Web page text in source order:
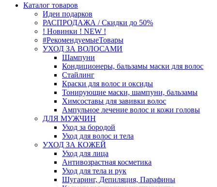
Каталог товаров
Идеи подарков
РАСПРОДАЖА / Скидки до 50%
! Новинки ! NEW !
#РекомендуемыеТовары
УХОД ЗА ВОЛОСАМИ
Шампуни
Кондиционеры, бальзамы маски для волос
Стайлинг
Краски для волос и оксиды
Тонирующие маски, шампуни, бальзамы
Химсоставы для завивки волос
Ампульное лечение волос и кожи головы
ДЛЯ МУЖЧИН
Уход за бородой
Уход для волос и тела
УХОД ЗА КОЖЕЙ
Уход для лица
Антивозрастная косметика
Уход для тела и рук
Шугаринг, Депиляция, Парафины